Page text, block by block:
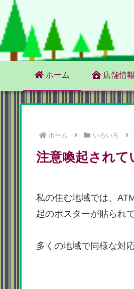
ホーム 店舗情報
ホーム いろいろ
注意喚起されて
私の住む地域では、
起のポスターが貼られ
多くの地域で同様な対